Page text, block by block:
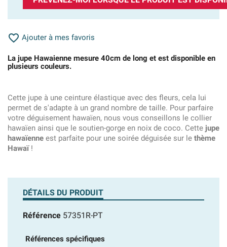
 Ajouter à mes favoris
La jupe Hawaienne mesure 40cm de long et est disponible en
plusieurs couleurs.
Cette jupe à une ceinture élastique avec des fleurs, cela lui
permet de s'adapte à un grand nombre de taille. Pour parfaire
votre déguisement hawaïen, nous vous conseillons le collier
hawaïen ainsi que le soutien-gorge en noix de coco. Cette jupe
hawaïenne est parfaite pour une soirée déguisée sur le thème
Hawaï!
DÉTAILS DU PRODUIT
Référence 57351R-PT
Références spécifiques